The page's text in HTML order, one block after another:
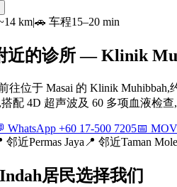
km|🚗 车程15–20 min
近的诊所 — Klinik
往位于 Masai 的 Klinik
配 4D 超声波及 60 多项血液检
WhatsApp +60 17-500 7205📅
邻近Permas Jaya 📍 邻近Taman
居民选择我们